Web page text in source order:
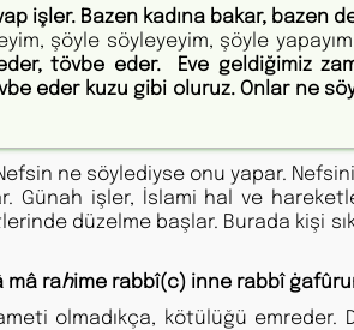
işler. Bazen kadına bakar, bazen
şöyle söyleyeyim, şöyle
tövbe eder. Eve geldiğimiz
eder kuzu gibi oluruz. Onlar ne
ne söylediyse onu yapar.
işler, İslami hal ve
düzelme başlar. Burada kişi
mâ rahime rabbî(c) inne rabbî
olmadıkça, kötülüğü emreder.